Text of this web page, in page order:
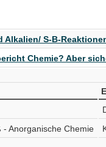
Alkalien/ S-B-
Chemie? Aber
Anorganische Chemie